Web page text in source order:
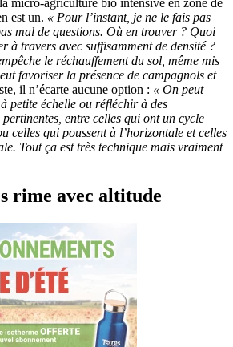
est un. « Pour l’instant, je ne le fais pas
mal de questions. Où en trouver ? Quoi
à travers avec suffisamment de densité ?
le réchauffement du sol, même mis
favoriser la présence de campagnols et
il n’écarte aucune option : « On peut
petite échelle ou réfléchir à des
entre celles qui ont un cycle
celles qui poussent à l’horizontale et celles
Tout ça est très technique mais vraiment
rime avec altitude